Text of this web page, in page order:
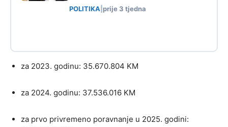
POLITIKA prije 3 tjedna
za 2023. godinu: 35.670.804 KM
za 2024. godinu: 37.536.016 KM
za prvo privremeno poravnanje u 2025. godini: